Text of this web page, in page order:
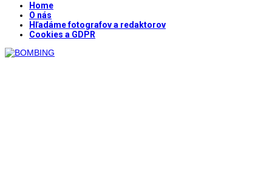
Home
O nás
Hľadáme fotografov a redaktorov
Cookies a GDPR